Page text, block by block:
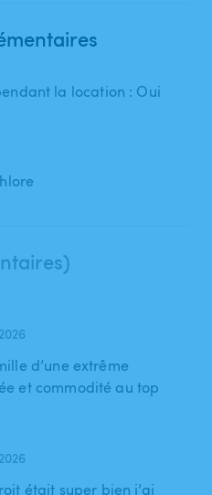
la location : Oui
d’une extrême
et commodité au top
était super bien j’ai